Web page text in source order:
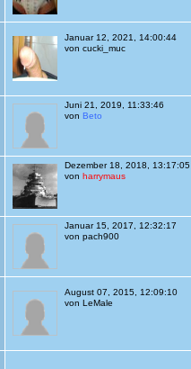
Januar 12, 2021, 14:00:44
von cucki_muc
Juni 21, 2019, 11:33:46
von Beto
Dezember 18, 2018, 13:17:05
von harrymaus
Januar 15, 2017, 12:32:17
von pach900
August 07, 2015, 12:09:10
von LeMale